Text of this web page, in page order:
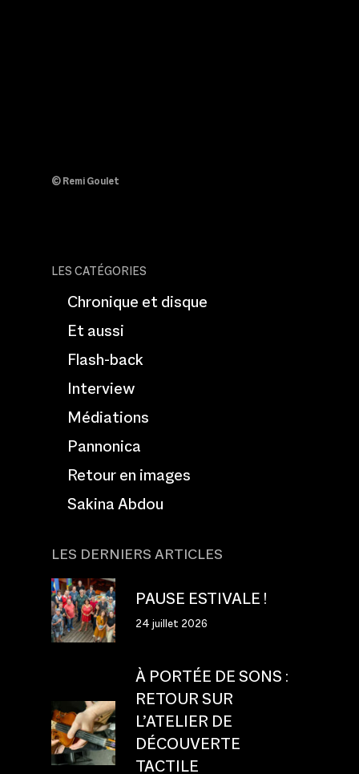
© Remi Goulet
LES CATÉGORIES
Chronique et disque
Et aussi
Flash-back
Interview
Médiations
Pannonica
Retour en images
Sakina Abdou
LES DERNIERS ARTICLES
PAUSE ESTIVALE !
24 juillet 2026
À PORTÉE DE SONS :
RETOUR SUR
L’ATELIER DE
DÉCOUVERTE
TACTILE